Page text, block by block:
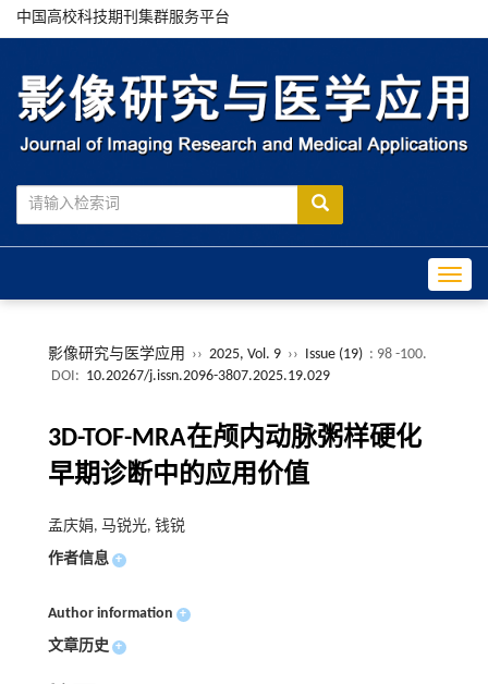
中国高校科技期刊集群服务平台
影像研究与医学应用 ›› 2025, Vol. 9 ›› Issue (19) : 98 -100.
DOI: 10.20267/j.issn.2096-3807.2025.19.029
3D-TOF-MRA在颅内动脉粥样硬化
早期诊断中的应用价值
孟庆娟, 马锐光, 钱锐
作者信息 +
Author information +
文章历史 +